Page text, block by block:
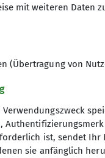
mit weiteren Daten
(Übertragung von
ist, sendet
sie anfänglich